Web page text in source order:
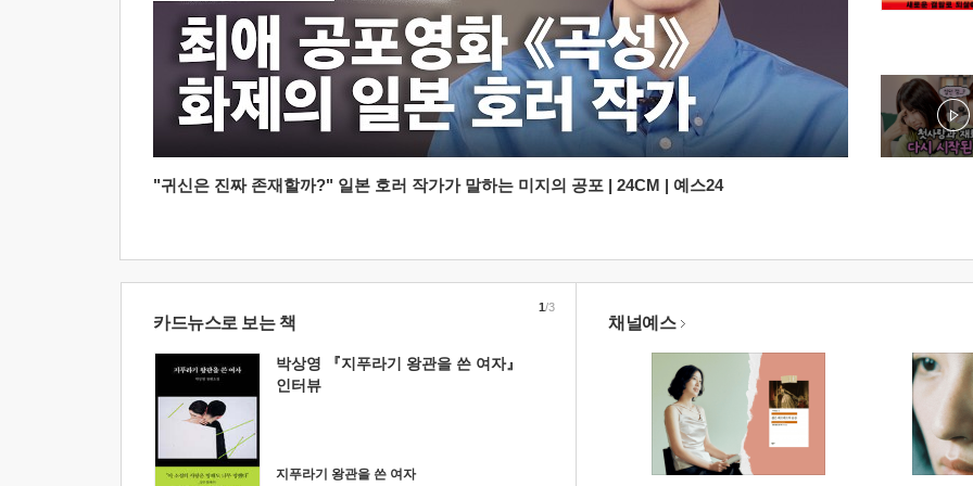
"귀신은 진짜 존재할까?" 일본 호러 작가가 말하는 미지의 공포 | 24CM | 예스24
카드뉴스로 보는 책
박상영 『지푸라기 왕관을 쓴 여자』
인터뷰
지푸라기 왕관을 쓴 여자
1/3
채널예스